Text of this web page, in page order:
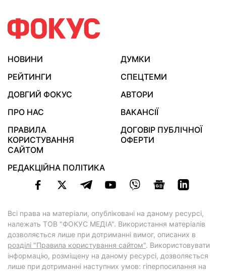
НОВИНИ
ДУМКИ
РЕЙТИНГИ
СПЕЦТЕМИ
ДОВГИЙ ФОКУС
АВТОРИ
ПРО НАС
ВАКАНСІЇ
ПРАВИЛА
КОРИСТУВАННЯ
САЙТОМ
ДОГОВІР ПУБЛІЧНОЇ
ОФЕРТИ
РЕДАКЦІЙНА ПОЛІТИКА
Всі права на матеріали, опубліковані на даному ресурсі,
належать ТОВ "ФОКУС МЕДІА". Використання матеріалів
дозволяється лише при дотриманні вимог, описаних в
розділі "Правила користування сайтом". Використовувати
інформацію, розміщену на даному ресурсі, дозволяється
лише при дотриманні наступних умов: гіперпосилання на